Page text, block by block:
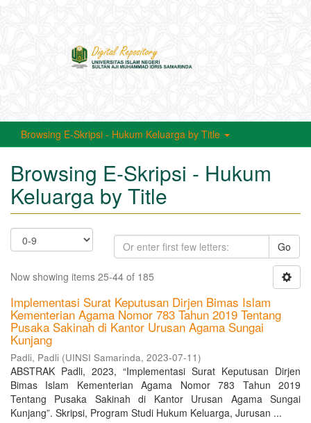
Browsing E-Skripsi - Hukum Keluarga by Title
Browsing E-Skripsi - Hukum
Keluarga by Title
Go
Now showing items 25-44 of 185
Implementasi Surat Keputusan Dirjen Bimas Islam
Kementerian Agama Nomor 783 Tahun 2019 Tentang
Pusaka Sakinah di Kantor Urusan Agama Sungai
Kunjang
Padli, Padli (UINSI Samarinda, 2023-07-11)
ABSTRAK Padli, 2023, “Implementasi Surat Keputusan Dirjen
Bimas Islam Kementerian Agama Nomor 783 Tahun 2019
Tentang Pusaka Sakinah di Kantor Urusan Agama Sungai
Kunjang”. Skripsi, Program Studi Hukum Keluarga, Jurusan ...